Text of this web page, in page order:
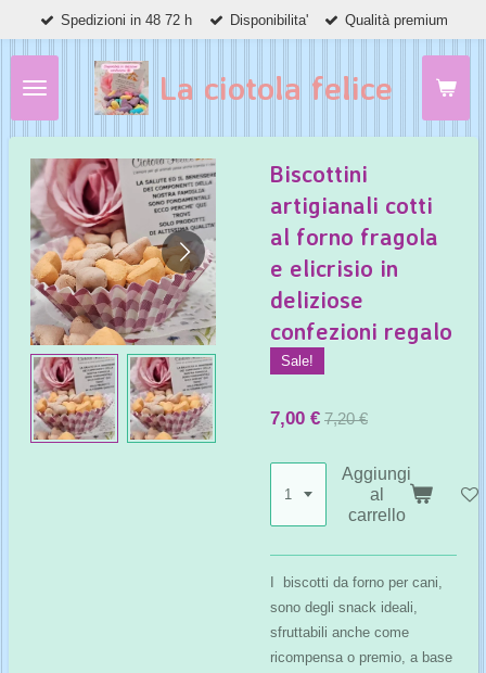
principale
La ciotola felice
Spedizioni in 48 72 h Disponibilita' Qualità premium
Biscottini
artigianali cotti
al forno fragola
e elicrisio in
deliziose
confezioni regalo
Sale!
7,00 € 7,20 €
Aggiungi
al
carrello
I biscotti da forno per cani,
sono degli snack ideali,
sfruttabili anche come
ricompensa o premio, a base